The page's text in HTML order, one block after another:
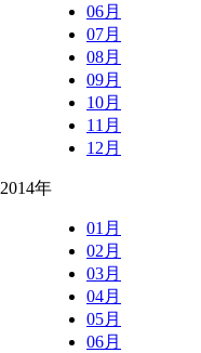
06月
07月
08月
09月
10月
11月
12月
2014年
01月
02月
03月
04月
05月
06月